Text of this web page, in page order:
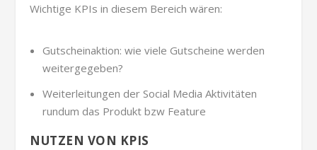
Wichtige KPIs in diesem Bereich wären:
Gutscheinaktion: wie viele Gutscheine werden
weitergegeben?
Weiterleitungen der Social Media Aktivitäten
rundum das Produkt bzw Feature
NUTZEN VON KPIS